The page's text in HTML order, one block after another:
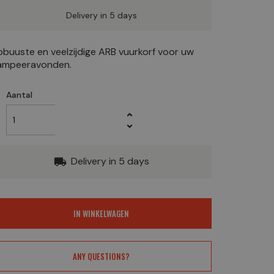
Delivery in 5 days
en veelzijdige ARB vuurkorf voor uw
Aantal
local_shipping Delivery in 5 days
IN WINKELWAGEN
ANY QUESTIONS?